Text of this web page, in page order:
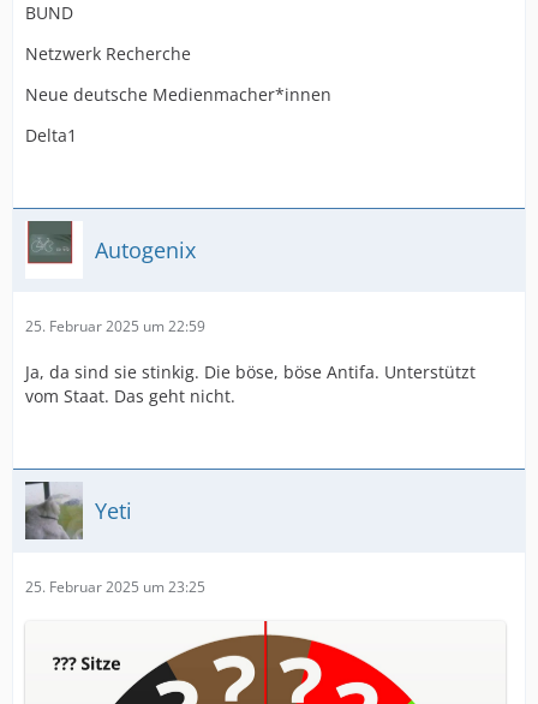
BUND
Netzwerk Recherche
Neue deutsche Medienmacher*innen
Delta1
Autogenix
25. Februar 2025 um 22:59
Ja, da sind sie stinkig. Die böse, böse Antifa. Unterstützt
vom Staat. Das geht nicht.
Yeti
25. Februar 2025 um 23:25